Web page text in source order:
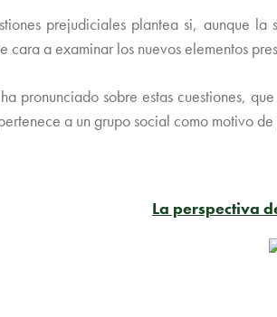
prejudiciales plantea si, aunque
cara a examinar los nuevos elementos
pronunciado sobre estas cuestiones,
a un grupo social como motivo de
La perspectiva